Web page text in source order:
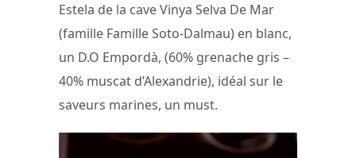
Estela de la cave Vinya Selva De Mar
(famille Famille Soto-Dalmau) en blanc,
un D.O Empordà, (60% grenache gris –
40% muscat d’Alexandrie), idéal sur le
saveurs marines, un must.